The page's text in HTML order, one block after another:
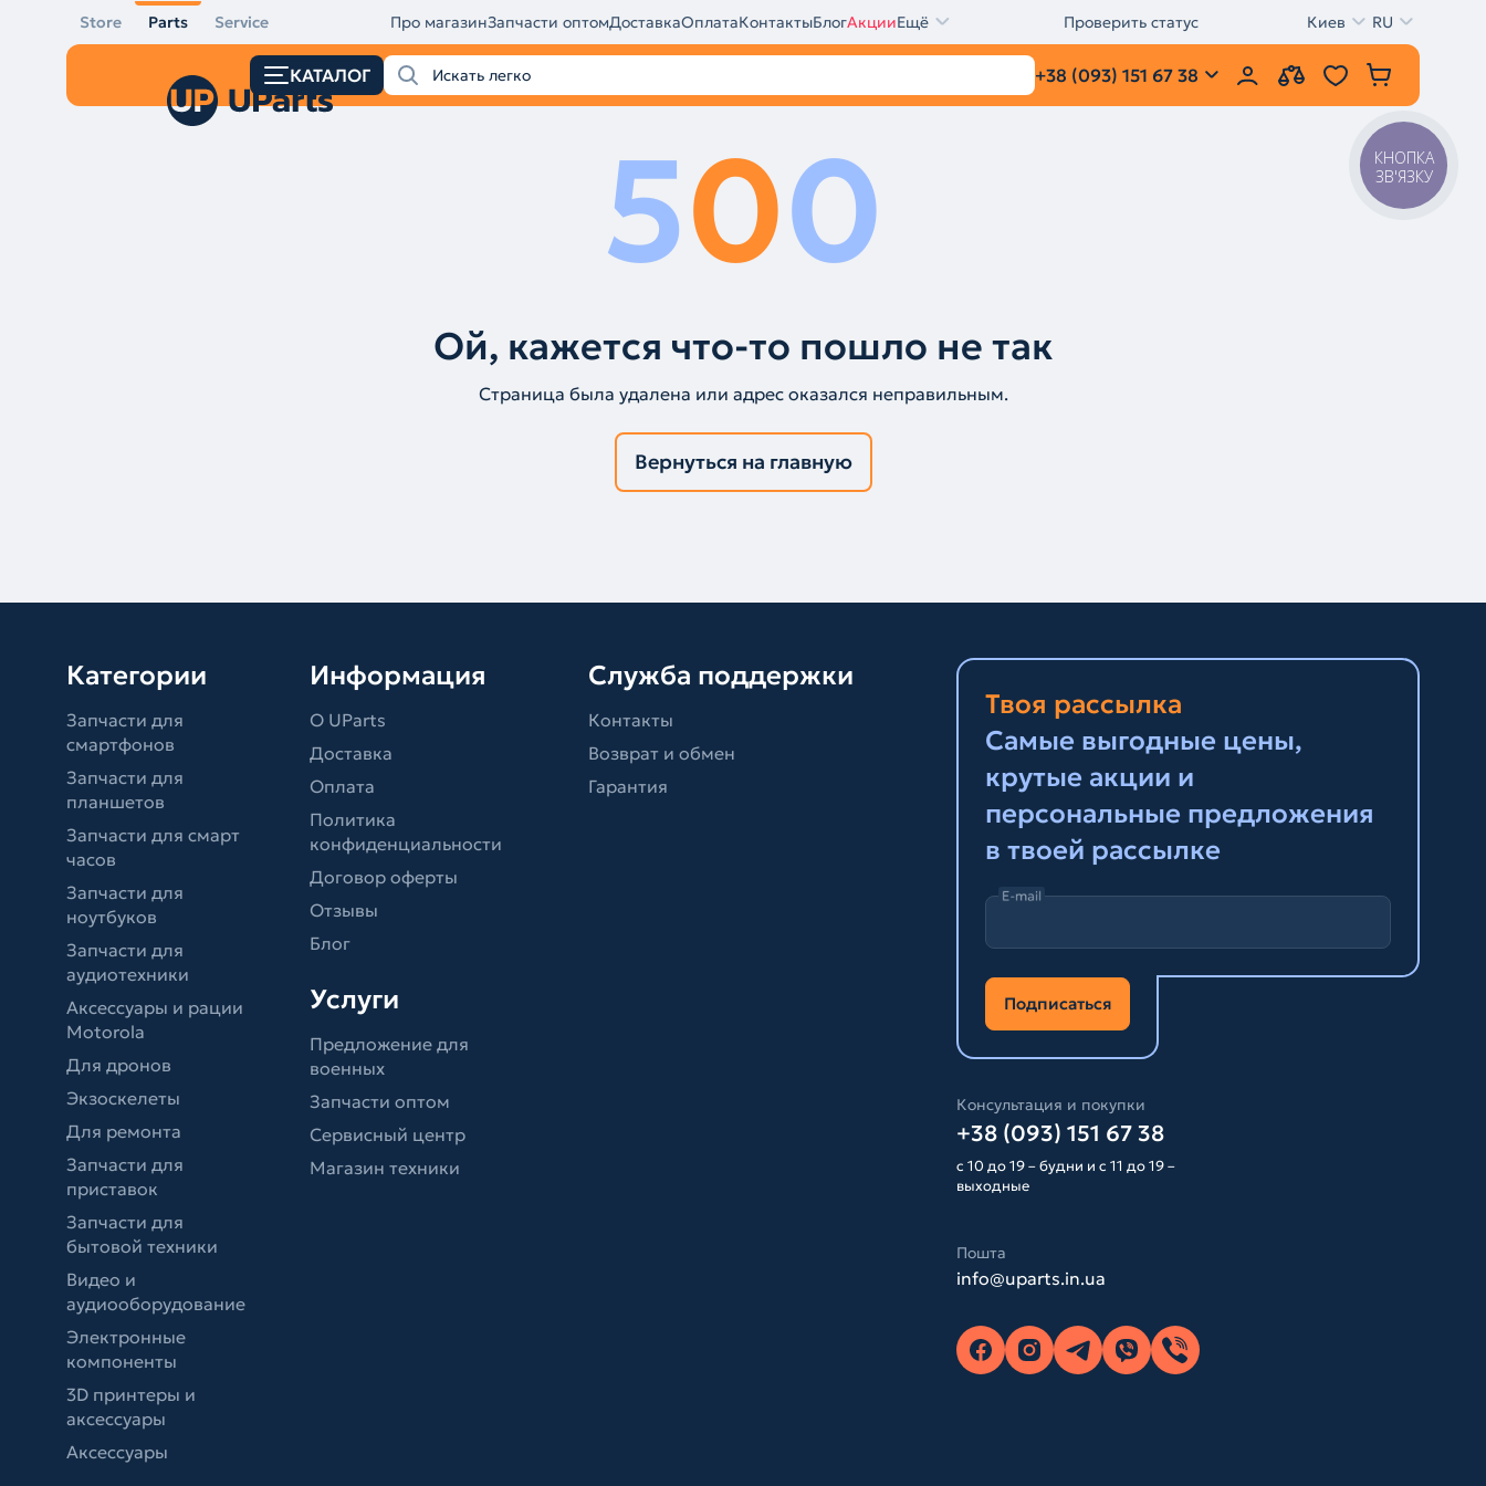
Store Parts Service Про магазинЗапчасти оптомДоставкаОплатаКонтактыБлогАкцииЕщё Проверить статус Киев RU
КАТАЛОГ +38 (093) 151 67 38
500
Ой, кажется что-то пошло не так
Страница была удалена или адрес оказался неправильным.
Вернуться на главную
Категории
Запчасти для
смартфонов
Запчасти для
планшетов
Запчасти для смарт
часов
Запчасти для
ноутбуков
Запчасти для
аудиотехники
Аксессуары и рации
Motorola
Для дронов
Экзоскелеты
Для ремонта
Запчасти для
приставок
Запчасти для
бытовой техники
Видео и
аудиооборудование
Электронные
компоненты
3D принтеры и
аксессуары
Аксессуары
Информация
О UParts
Доставка
Оплата
Политика
конфиденциальности
Договор оферты
Отзывы
Блог
Услуги
Предложение для
военных
Запчасти оптом
Сервисный центр
Магазин техники
Служба поддержки
Контакты
Возврат и обмен
Гарантия
Твоя рассылка
Самые выгодные цены,
крутые акции и
персональные предложения
в твоей рассылке
E-mail
Подписаться
Консультация и покупки
+38 (093) 151 67 38
с 10 до 19 – будни и с 11 до 19 –
выходные
Пошта
info@uparts.in.ua
КНОПКА
ЗВ'ЯЗКУ